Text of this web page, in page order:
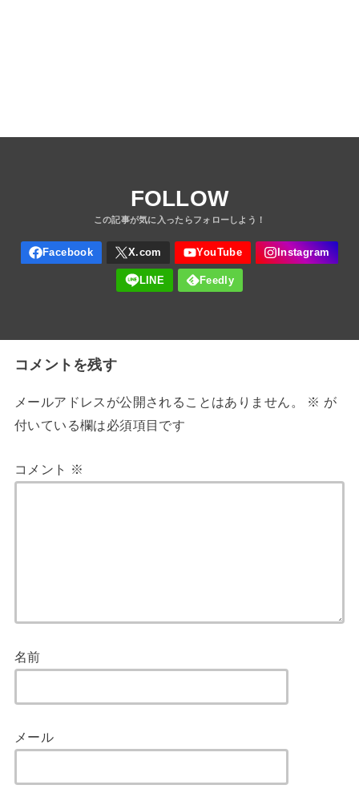
FOLLOW
コメントを残す
メールアドレスが公開されることはありません。 ※ が
付いている欄は必須項目です
コメント ※
名前
メール